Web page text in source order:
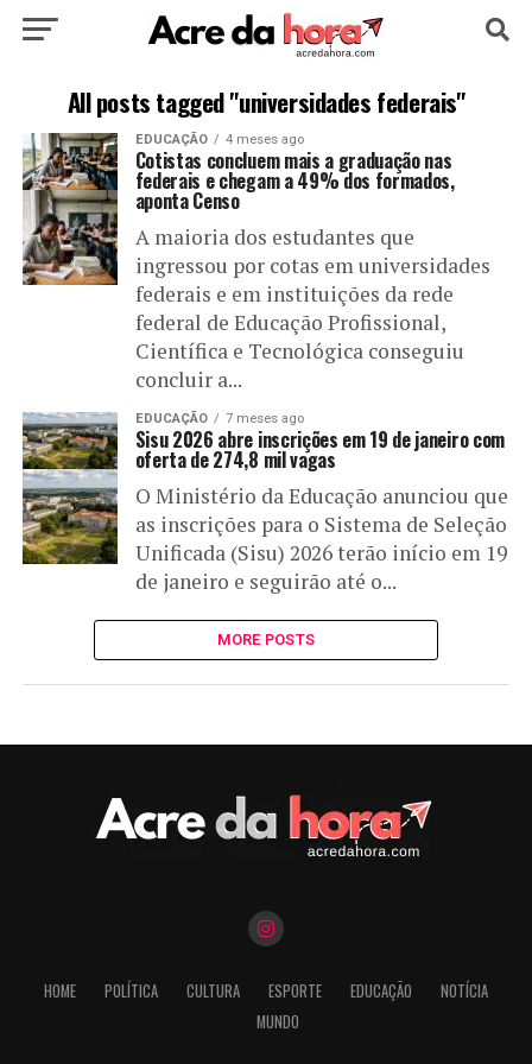
HOME POLÍTICA CULTURA ESPORTE
EDUCAÇÃO NOTÍCIA MUNDO
All posts tagged "universidades federais"
EDUCAÇÃO 4 meses ago
Cotistas concluem mais a graduação nas
federais e chegam a 49% dos formados,
aponta Censo
A maioria dos estudantes que
ingressou por cotas em universidades
federais e em instituições da rede
federal de Educação Profissional,
Científica e Tecnológica conseguiu
concluir a...
EDUCAÇÃO 7 meses ago
Sisu 2026 abre inscrições em 19 de janeiro com
oferta de 274,8 mil vagas
O Ministério da Educação anunciou que
as inscrições para o Sistema de Seleção
Unificada (Sisu) 2026 terão início em 19
de janeiro e seguirão até o...
MORE POSTS
HOME POLÍTICA CULTURA ESPORTE EDUCAÇÃO
NOTÍCIA
MUNDO